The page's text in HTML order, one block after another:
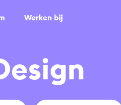
Werken bij